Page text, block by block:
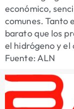
económico,
comunes. Tanto
barato que los
el hidrógeno y el
Fuente: ALN